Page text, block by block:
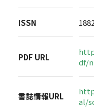
ISSN
PDF URL
df/
書誌情報URL
al/